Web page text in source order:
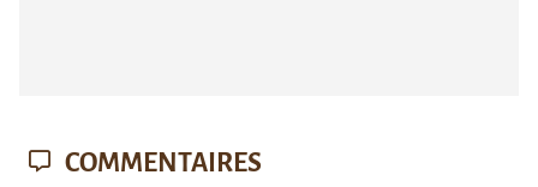
COMMENTAIRES